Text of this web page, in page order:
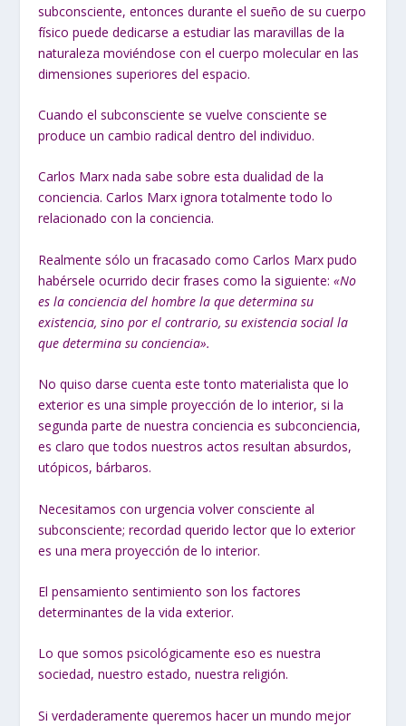
subconsciente, entonces durante el sueño de su cuerpo
físico puede dedicarse a estudiar las maravillas de la
naturaleza moviéndose con el cuerpo molecular en las
dimensiones superiores del espacio.
Cuando el subconsciente se vuelve consciente se
produce un cambio radical dentro del individuo.
Carlos Marx nada sabe sobre esta dualidad de la
conciencia. Carlos Marx ignora totalmente todo lo
relacionado con la conciencia.
Realmente sólo un fracasado como Carlos Marx pudo
habérsele ocurrido decir frases como la siguiente: «No
es la conciencia del hombre la que determina su
existencia, sino por el contrario, su existencia social la
que determina su conciencia».
No quiso darse cuenta este tonto materialista que lo
exterior es una simple proyección de lo interior, si la
segunda parte de nuestra conciencia es subconciencia,
es claro que todos nuestros actos resultan absurdos,
utópicos, bárbaros.
Necesitamos con urgencia volver consciente al
subconsciente; recordad querido lector que lo exterior
es una mera proyección de lo interior.
El pensamiento sentimiento son los factores
determinantes de la vida exterior.
Lo que somos psicológicamente eso es nuestra
sociedad, nuestro estado, nuestra religión.
Si verdaderamente queremos hacer un mundo mejor